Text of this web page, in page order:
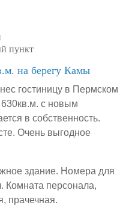
пункт
на берегу Камы
гостиницу в Пермском
630кв.м. с новым
в собственность.
Очень выгодное
здание. Номера для
Комната персонала,
прачечная.